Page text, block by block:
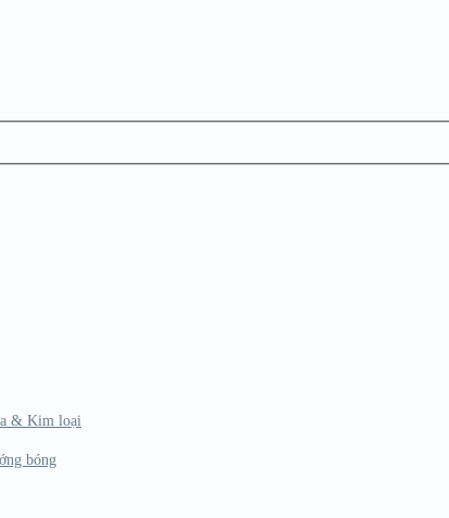
& Kim loại
bóng